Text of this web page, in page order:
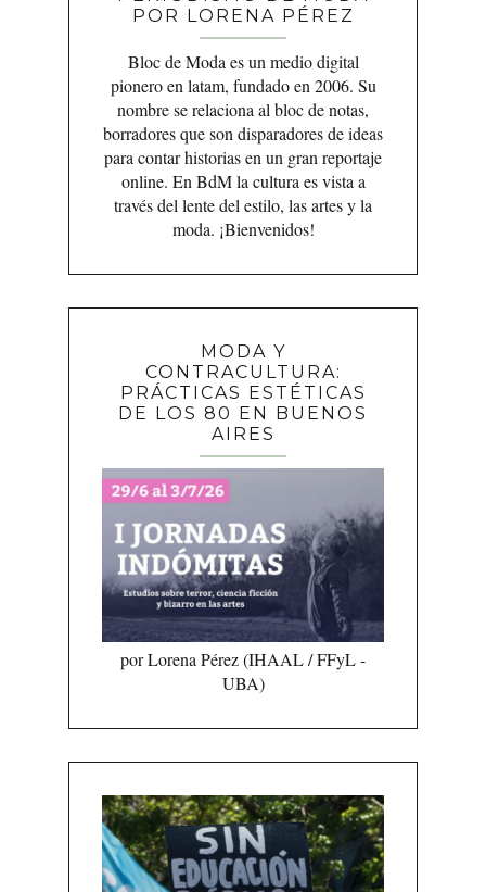
POR LORENA PÉREZ
Bloc de Moda es un medio digital
pionero en latam, fundado en 2006. Su
nombre se relaciona al bloc de notas,
borradores que son disparadores de ideas
para contar historias en un gran reportaje
online. En BdM la cultura es vista a
través del lente del estilo, las artes y la
moda. ¡Bienvenidos!
MODA Y
CONTRACULTURA:
PRÁCTICAS ESTÉTICAS
DE LOS 80 EN BUENOS
AIRES
por Lorena Pérez (IHAAL / FFyL -
UBA)